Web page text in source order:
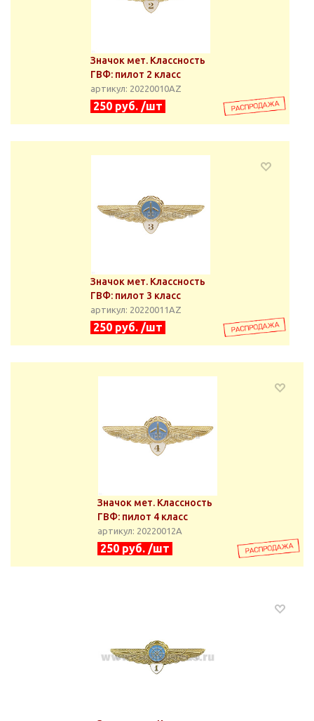
Значок мет. Классность
ГВФ: пилот 2 класс
артикул: 20220010АZ
250 руб. /шт
Значок мет. Классность
ГВФ: пилот 3 класс
артикул: 20220011АZ
250 руб. /шт
Значок мет. Классность
ГВФ: пилот 4 класс
артикул: 20220012А
250 руб. /шт